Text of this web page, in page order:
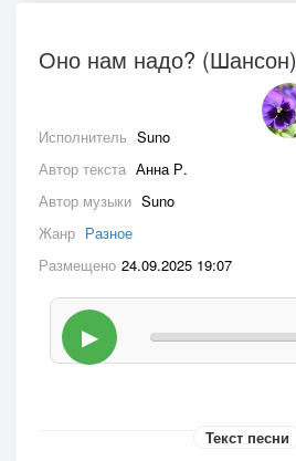
Оно нам надо? (Шансон)
Исполнитель Suno
Автор текста Анна Р.
Автор музыки Suno
Жанр Разное
Размещено 24.09.2025 19:07
▶
Текст песни